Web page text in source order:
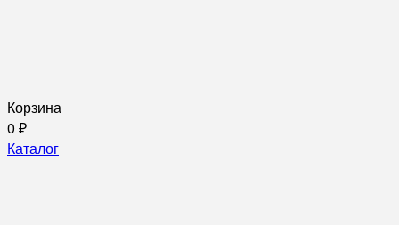
Корзина
0 ₽
Каталог